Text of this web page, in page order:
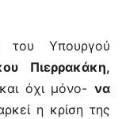
του Υπουργού
Πιερρακάκη,
όχι μόνο- να
η κρίση της